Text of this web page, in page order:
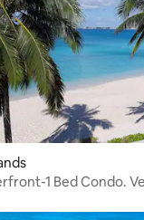
1 Bed Condo.